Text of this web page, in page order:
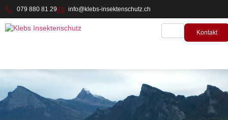
springen079 880 81 29 info@klebs-insektenschutz.ch
Kontakt